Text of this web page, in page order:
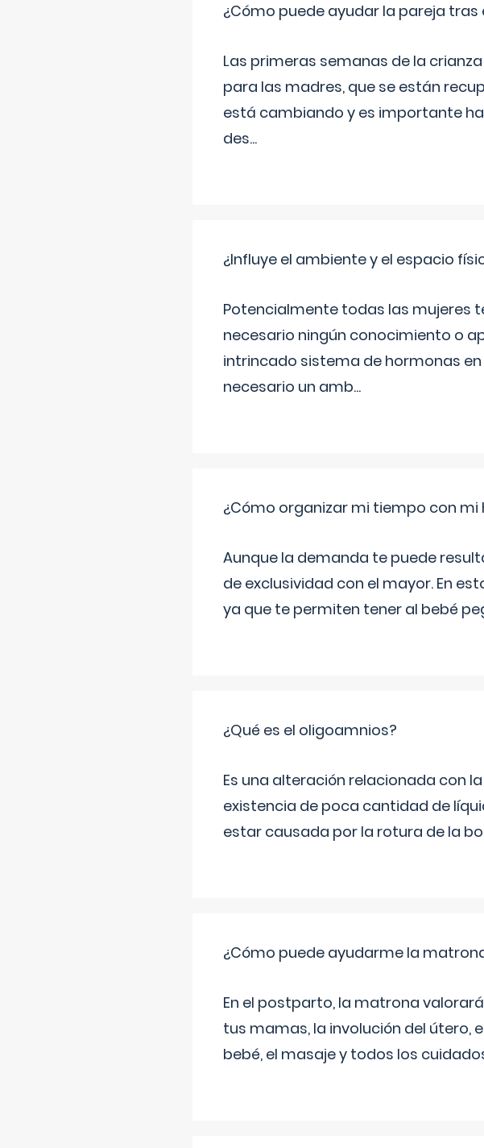
¿Cómo puede ayudar la pareja tras
Las primeras semanas de la
para las madres, que se están
está cambiando y es importante
des...
¿Influye el ambiente y el espacio
Potencialmente todas las mujeres
necesario ningún conocimiento o
intrincado sistema de hormonas
necesario un amb...
¿Cómo organizar mi tiempo con
Aunque la demanda te puede
de exclusividad con el mayor. En
ya que te permiten tener al bebé
¿Qué es el oligoamnios?
Es una alteración relacionada con
existencia de poca cantidad de
estar causada por la rotura de la
¿Cómo puede ayudarme la
En el postparto, la matrona
tus mamas, la involución del útero,
bebé, el masaje y todos los